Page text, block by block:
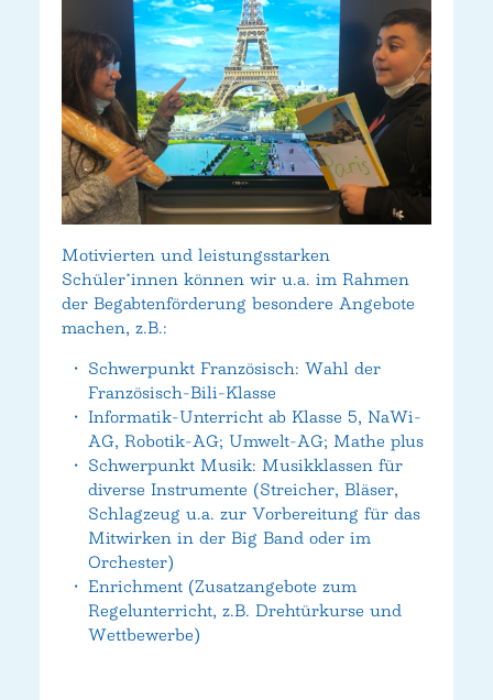
Motivierten und leistungsstarken
Schüler*innen können wir u.a. im Rahmen
der Begabtenförderung besondere Angebote
machen, z.B.:
Schwerpunkt Französisch: Wahl der
Französisch-Bili-Klasse
Informatik-Unterricht ab Klasse 5, NaWi-
AG, Robotik-AG; Umwelt-AG; Mathe plus
Schwerpunkt Musik: Musikklassen für
diverse Instrumente (Streicher, Bläser,
Schlagzeug u.a. zur Vorbereitung für das
Mitwirken in der Big Band oder im
Orchester)
Enrichment (Zusatzangebote zum
Regelunterricht, z.B. Drehtürkurse und
Wettbewerbe)